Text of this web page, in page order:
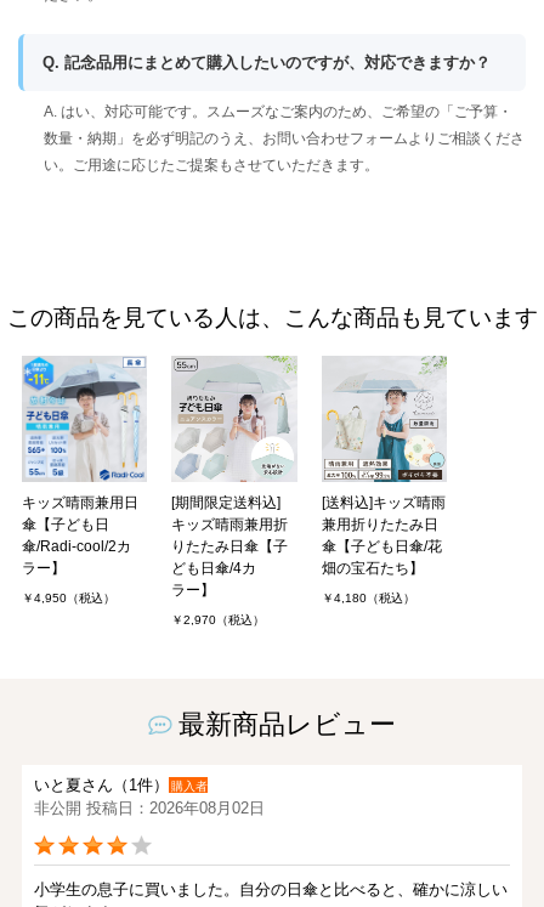
Q. 記念品用にまとめて購入したいのですが、対応できますか？
A. はい、対応可能です。スムーズなご案内のため、ご希望の「ご予算・
数量・納期」を必ず明記のうえ、お問い合わせフォームよりご相談くださ
い。ご用途に応じたご提案もさせていただきます。
この商品を見ている人は、こんな商品も見ています
キッズ晴雨兼用日
傘【子ども日
傘/Radi-cool/2カ
ラー】
￥4,950（税込）
[期間限定送料込]
キッズ晴雨兼用折
りたたみ日傘【子
ども日傘/4カ
ラー】
￥2,970（税込）
[送料込]キッズ晴雨
兼用折りたたみ日
傘【子ども日傘/花
畑の宝石たち】
￥4,180（税込）
最新商品レビュー
いと夏さん（1件） 購入者
非公開 投稿日：2026年08月02日
小学生の息子に買いました。自分の日傘と比べると、確かに涼しい